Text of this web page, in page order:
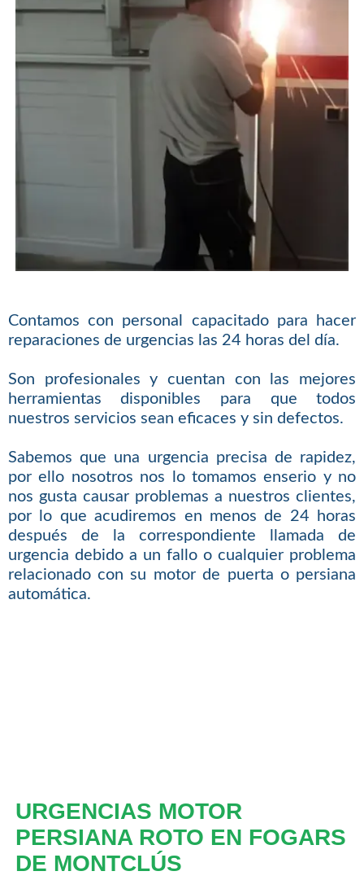
Contamos con personal capacitado para hacer
reparaciones de urgencias las 24 horas del día.
Son profesionales y cuentan con las mejores
herramientas disponibles para que todos
nuestros servicios sean eficaces y sin defectos.
Sabemos que una urgencia precisa de rapidez,
por ello nosotros nos lo tomamos enserio y no
nos gusta causar problemas a nuestros clientes,
por lo que acudiremos en menos de 24 horas
después de la correspondiente llamada de
urgencia debido a un fallo o cualquier problema
relacionado con su motor de puerta o persiana
automática.
URGENCIAS MOTOR
PERSIANA ROTO EN FOGARS
DE MONTCLÚS